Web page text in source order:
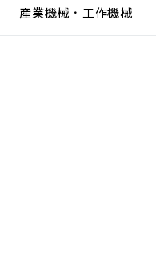
産業機械・工作機械